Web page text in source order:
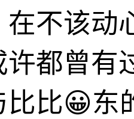
不该动
许都曾有
比比😀东